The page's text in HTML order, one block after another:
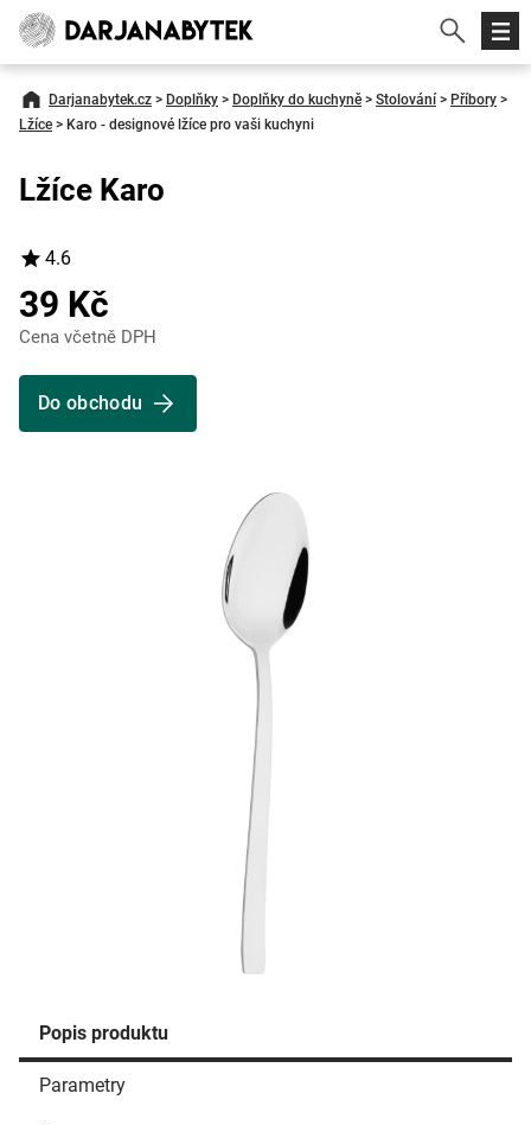
Darjanabytek.cz > Doplňky > Doplňky do kuchyně > Stolování > Příbory >
Lžíce > Karo - designové lžíce pro vaši kuchyni
Popis produktu
Parametry
Lžíce Karo
4.6
39 Kč
Cena včetně DPH
Do obchodu